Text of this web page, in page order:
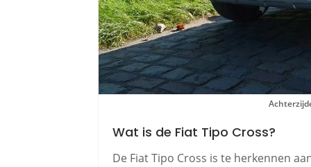
Wat is de Fiat Tipo Cross?
De Fiat Tipo Cross is te herkennen